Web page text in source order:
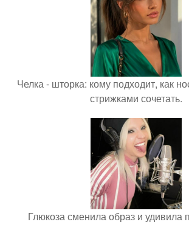
Челка - шторка: кому подходит, как
стрижками сочетать.
Глюкоза сменила образ и удивила